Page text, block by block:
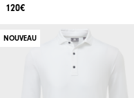
120€
NOUVEAU